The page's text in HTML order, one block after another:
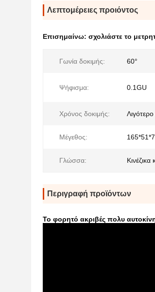
Λεπτομέρειες προιόντος
Επισημαίνω: σχολιάστε το
Γωνία δοκιμής: 60°
Ψήφισμα: 0.1GU
Χρόνος δοκιμής:
Μέγεθος:
Γλώσσα: Κινέζικα
Περιγραφή προϊόντων
Το φορητό ακριβές πολυ